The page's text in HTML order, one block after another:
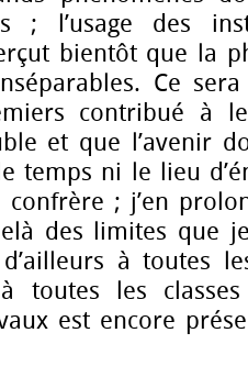
; l’usage des
bientôt que la
Ce
contribué à
et que l’avenir
temps ni le lieu
; j’en
des limites que
à toutes
toutes les
est encore